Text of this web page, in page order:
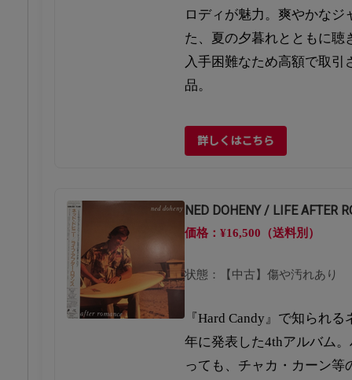
ロディが魅力。爽やかなジ
た、夏の夕暮れとともに聴
入手困難なため高額で取引
品。
詳しくはこちら
NED DOHENY / LIFE AFTER
価格：¥16,500（送料別）
状態：【中古】傷や汚れあり
『Hard Candy』で知られ
年に発表した4thアルバム
っても、チャカ・カーン等